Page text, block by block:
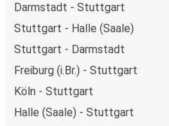
Darmstadt - Stuttgart
Stuttgart - Halle (Saale)
Stuttgart - Darmstadt
Freiburg (i.Br.) - Stuttgart
Köln - Stuttgart
Halle (Saale) - Stuttgart